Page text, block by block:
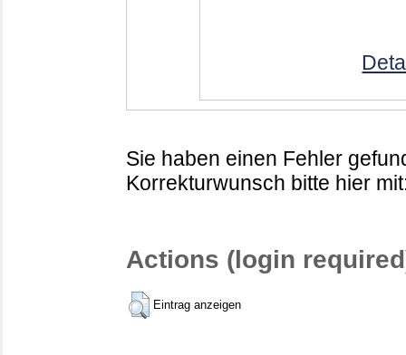
Sie haben einen Fehler
Korrekturwunsch bitte hier
Actions (login
Eintrag anzeigen